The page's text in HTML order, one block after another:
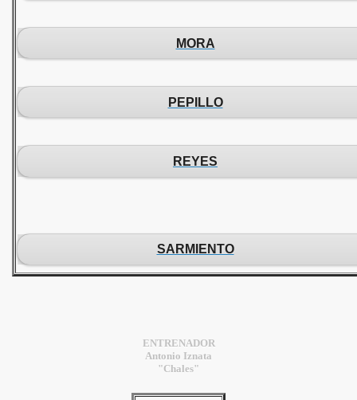
MORA
PEPILLO
REYES
SARMIENTO
ENTRENADOR
Antonio Iznata
"Chales"